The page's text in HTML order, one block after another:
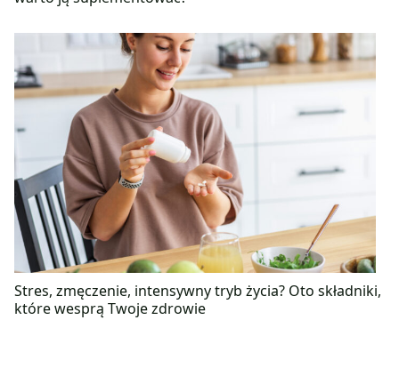
Stres, zmęczenie, intensywny tryb życia? Oto składniki,
które wesprą Twoje zdrowie